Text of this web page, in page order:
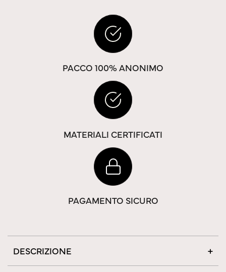
PACCO 100% ANONIMO
MATERIALI CERTIFICATI
PAGAMENTO SICURO
DESCRIZIONE